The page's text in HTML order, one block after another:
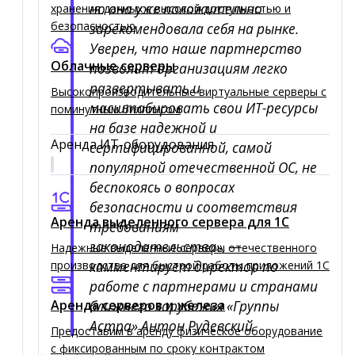
хранения данных с высокой доступностью и
безопасностью
Облачные серверы
Высокопроизводительные виртуальные серверы c
поминутным биллингом
Аренда ИТ-оборудования
Аренда выделенного сервера для 1C
Надежные выделенные серверы отечественного
производства для быстрой работы приложений 1С
Аренда серверов и железа
Предоставим в аренду физическое оборудование
с фиксированным по сроку контрактом
но она уже положительно
зарекомендовала себя на рынке.
Уверен, что наше партнерство
позволит организациям легко
развертывать и
масштабировать свои ИТ-ресурсы
на базе надежной и
сертифицированной, самой
популярной отечественной ОС, не
беспокоясь о вопросах
безопасности и соответствия
требованиям
законодательства», —
комментирует директор по
работе с партнерами и странами
ближнего зарубежья «Группы
Астра» Антон Рудевский.